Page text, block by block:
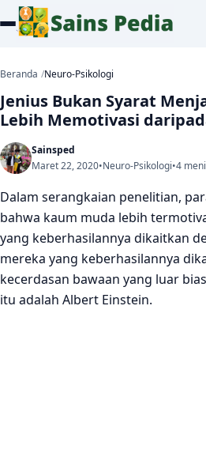
Beranda Neuro-Psikologi
Jenius Bukan Syarat
Lebih Memotivasi
Sainsped
Maret 22, 2020•Neuro-Psikologi•4
Dalam serangkaian penelitian,
bahwa kaum muda lebih
yang keberhasilannya dikaitkan
mereka yang keberhasilannya
kecerdasan bawaan yang luar
itu adalah Albert Einstein.